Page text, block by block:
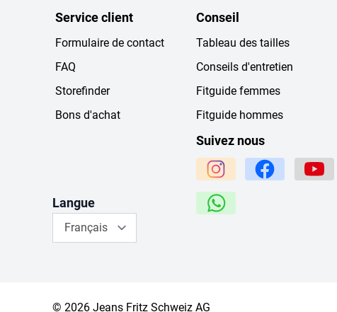
Service client
Formulaire de contact
FAQ
Storefinder
Bons d'achat
Conseil
Tableau des tailles
Conseils d'entretien
Fitguide femmes
Fitguide hommes
Suivez nous
Langue
Français
© 2026 Jeans Fritz Schweiz AG